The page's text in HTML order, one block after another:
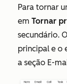
Para tornar
em Tornar
secundário.
principal e o
a seção E-